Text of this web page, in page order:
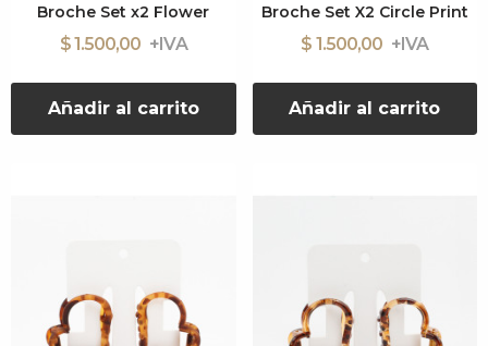
Broche Set x2 Flower
$ 1.500,00
Añadir al carrito
Broche Set X2 Circle Print
$ 1.500,00
Añadir al carrito